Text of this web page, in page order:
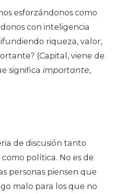
esforzándonos como
con inteligencia
riqueza, valor,
(Capital, viene de
significa importante,
de discusión tanto
política. No es de
personas piensen que
malo para los que no